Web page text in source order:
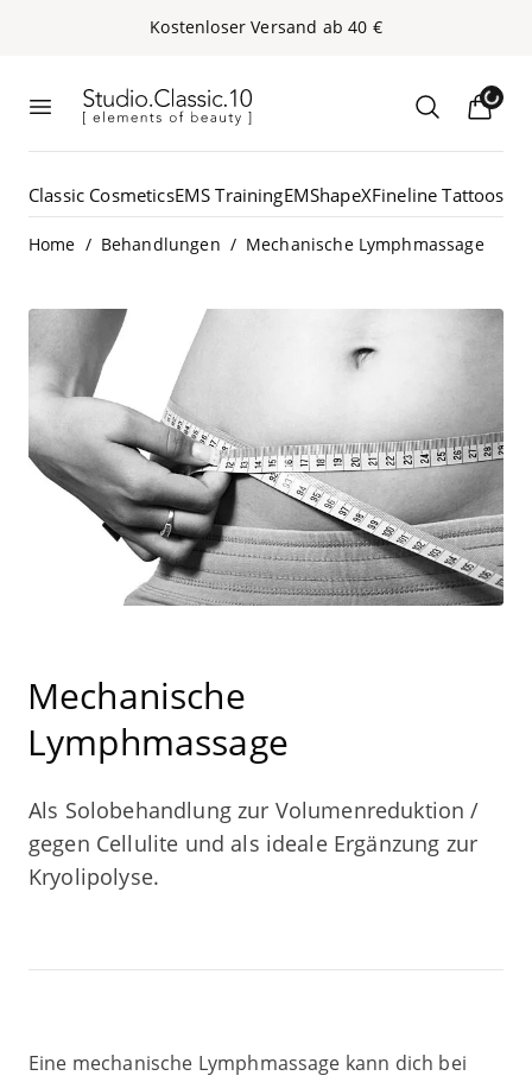
Kos­ten­lo­ser Ver­sand ab40 €
Studio.Classic.10
Classic CosmeticsEMS TrainingEMShapeXFineline Tattoos
Home / Behandlungen / Mechanische Lymphmassage
Mecha­ni­sche
Lymphmassage
Als Solo­be­hand­lung zur Volu­men­re­duk­ti­on /
gegen Cel­lu­li­te und als idea­le Ergän­zung zur
Kryolipolyse.
Eine mecha­ni­sche Lymph­mas­sa­ge kann dich bei